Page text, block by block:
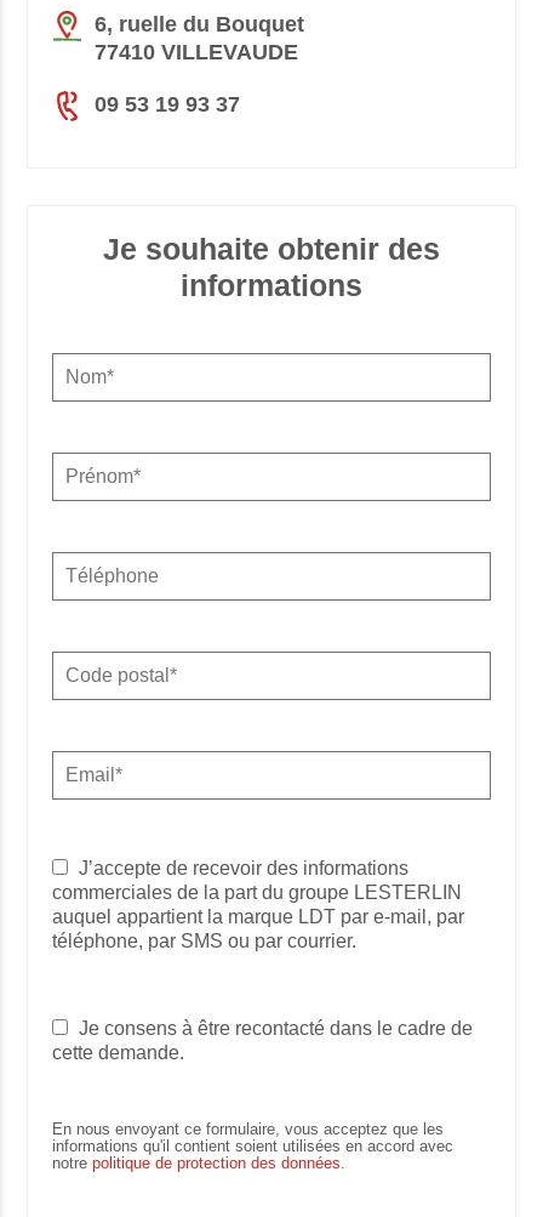
6, ruelle du Bouquet
77410 VILLEVAUDE
09 53 19 93 37
Je souhaite obtenir des
informations
J’accepte de recevoir des informations
commerciales de la part du groupe LESTERLIN
auquel appartient la marque LDT par e-mail, par
téléphone, par SMS ou par courrier.
Je consens à être recontacté dans le cadre de
cette demande.
En nous envoyant ce formulaire, vous acceptez que les
informations qu'il contient soient utilisées en accord avec
notrepolitique de protection des données